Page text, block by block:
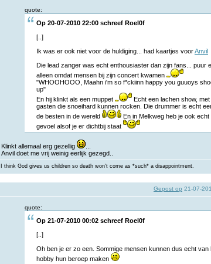
quote:
Op 20-07-2010 22:00 schreef Roel0f
[..]
Ik was er ook niet voor de huldiging... had kaartjes voorAnvil
Die lead zanger was echt enthousiaster dan zijn fans... puur
alleen omdat mensen bij zijn concert kwamen
"WHOOHOOO, Maahn i'm so f*ckiinn happy you guuoys
up"
En hij klinkt als een muppet
Echt een lachen show, met
gasten die snoeihard kunnen rocken. Die drummer is echt
de besten in de wereld
En in Melkweg heb je ook echt
gevoel alsof je er dichtbij staat
Klinkt allemaal erg gezellig
Anvil doet me vrij weinig eerlijk gezegd..
I think God gives us children so death won't come as *such* a disappointment.
Gepost op 21-07-
quote:
Op 21-07-2010 00:02 schreef Roel0f
[..]
Oh ben je er zo een. Sommige mensen kunnen dus echt van
hobby hun beroep maken